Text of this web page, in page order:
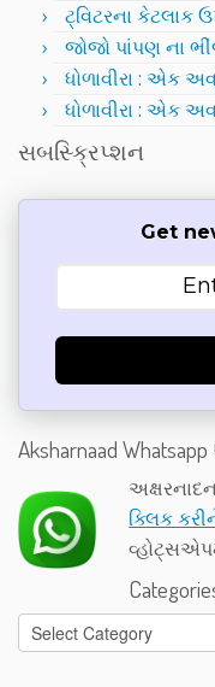
ટ્વિટરના કેટલાક
જોજો પાંપણ ના
ધોળાવીરા : એક
ધોળાવીરા : એક
સબસ્ક્રિપ્શન
Get
Aksharnaad Whatsapp
ક્લિક
Categories